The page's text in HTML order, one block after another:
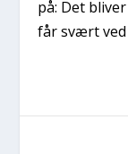
på: Det
får svært ved